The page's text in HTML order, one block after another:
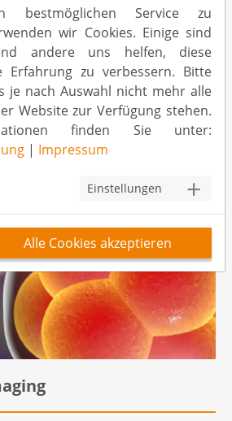
bei der Einnistung.
darüber, wie EmbryoGlue®
es eingesetzt wird.
bestmöglichen Service zu
wir Cookies. Einige sind
andere uns helfen, diese
Erfahrung zu verbessern. Bitte
je nach Auswahl nicht mehr alle
Website zur Verfügung stehen.
finden Sie unter:
| Impressum
Einstellungen
Alle Cookies akzeptieren